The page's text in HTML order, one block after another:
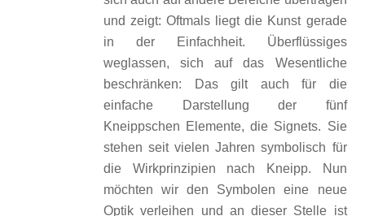
und zeigt: Oftmals liegt die Kunst gerade
in der Einfachheit. Überflüssiges
weglassen, sich auf das Wesentliche
beschränken: Das gilt auch für die
einfache Darstellung der fünf
Kneippschen Elemente, die Signets. Sie
stehen seit vielen Jahren symbolisch für
die Wirkprinzipien nach Kneipp. Nun
möchten wir den Symbolen eine neue
Optik verleihen und an dieser Stelle ist